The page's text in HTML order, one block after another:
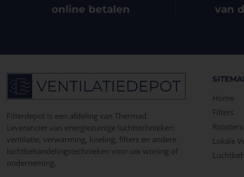
online betalen
van
Filterdepot is een afdeling van Thermad.
Leverancier van energiezuinige luchttechnieken:
ventilatie, verwarming, koeling, filters en andere
luchtbehandelingstechnieken voor uw woning of
onderneming.
Home
Filters
Roosters
Lokale